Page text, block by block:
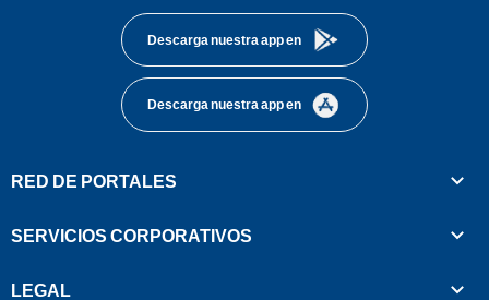
Descarga nuestra app en
Descarga nuestra app en
RED DE PORTALES
SERVICIOS CORPORATIVOS
LEGAL